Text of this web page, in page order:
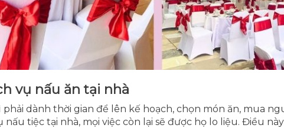
vụ nấu ăn tại nhà
phải dành thời gian để lên kế hoạch, chọn món ăn, mua
nấu tiệc tại nhà, mọi việc còn lại sẽ được họ lo liệu. Điều